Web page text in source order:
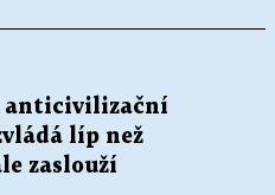
anticivilizační
líp než
zaslouží